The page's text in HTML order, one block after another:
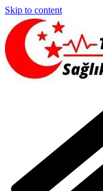
Skip to content